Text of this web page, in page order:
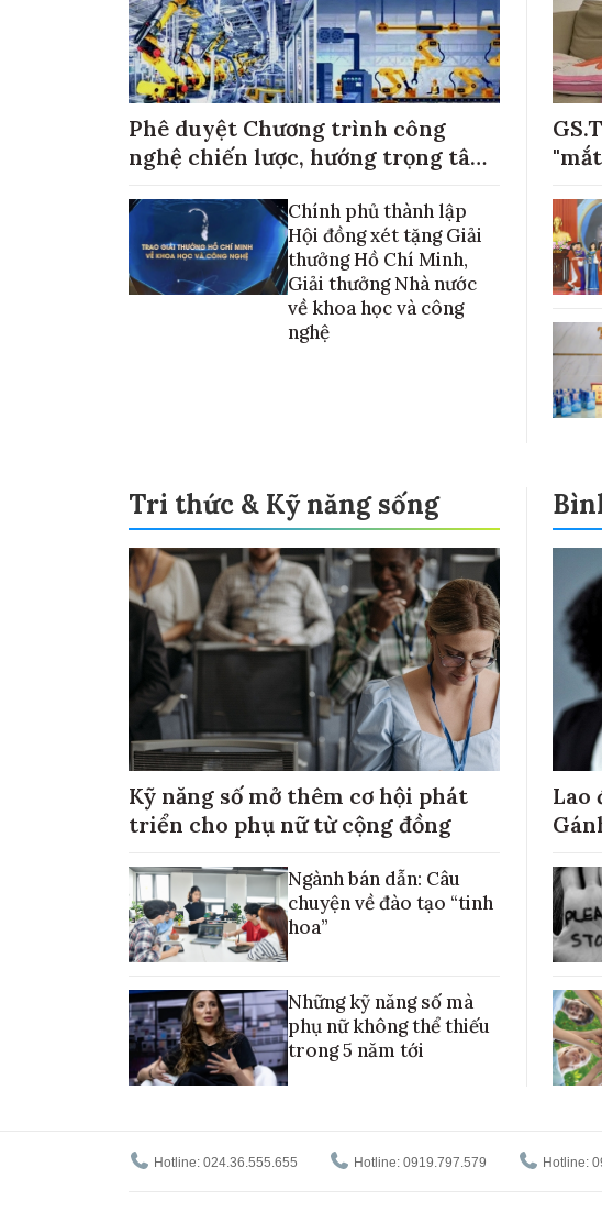
Phê duyệt Chương trình công
nghệ chiến lược, hướng trọng tâm
Chính phủ thành lập
Hội đồng xét tặng Giải
thưởng Hồ Chí Minh,
Giải thưởng Nhà nước
về khoa học và công
nghệ
Tri thức & Kỹ năng sống
Kỹ năng số mở thêm cơ hội phát
triển cho phụ nữ từ cộng đồng
Ngành bán dẫn: Câu
chuyện về đào tạo “tinh
hoa”
Những kỹ năng số mà
phụ nữ không thể thiếu
trong 5 năm tới
Lao
Hotline: 024.36.555.655 Hotline: 0919.797.579 Hotline: